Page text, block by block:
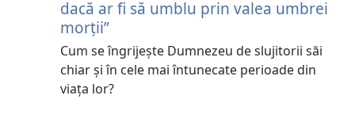
dacă ar fi să umblu prin valea umbrei
morții”
Cum se îngrijește Dumnezeu de slujitorii săi
chiar și în cele mai întunecate perioade din
viața lor?